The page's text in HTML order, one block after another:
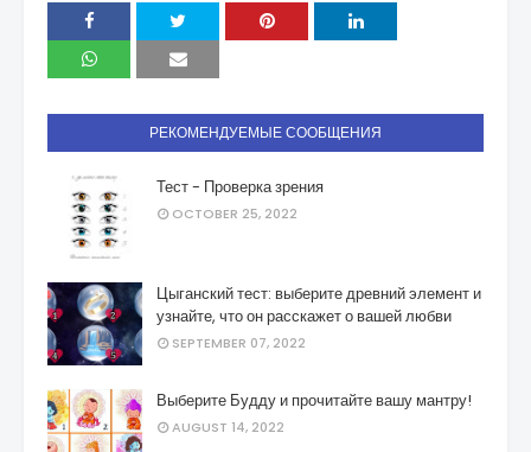
РЕКОМЕНДУЕМЫЕ СООБЩЕНИЯ
Тест - Проверка зрения
OCTOBER 25, 2022
Цыганский тест: выберите древний элемент и
узнайте, что он расскажет о вашей любви
SEPTEMBER 07, 2022
Выберите Будду и прочитайте вашу мантру!
AUGUST 14, 2022